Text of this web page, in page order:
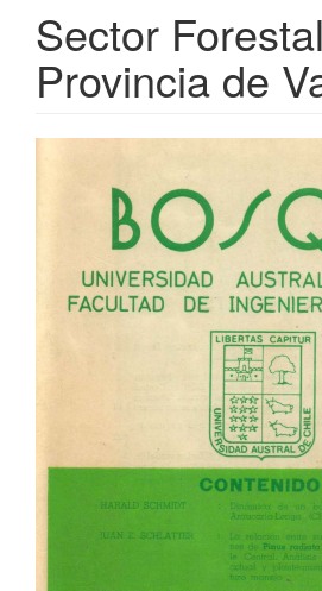
Sector
Provincia de
Sidebar